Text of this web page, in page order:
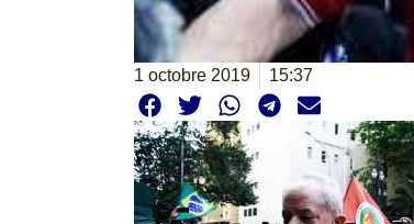
1 octobre 2019 15:37